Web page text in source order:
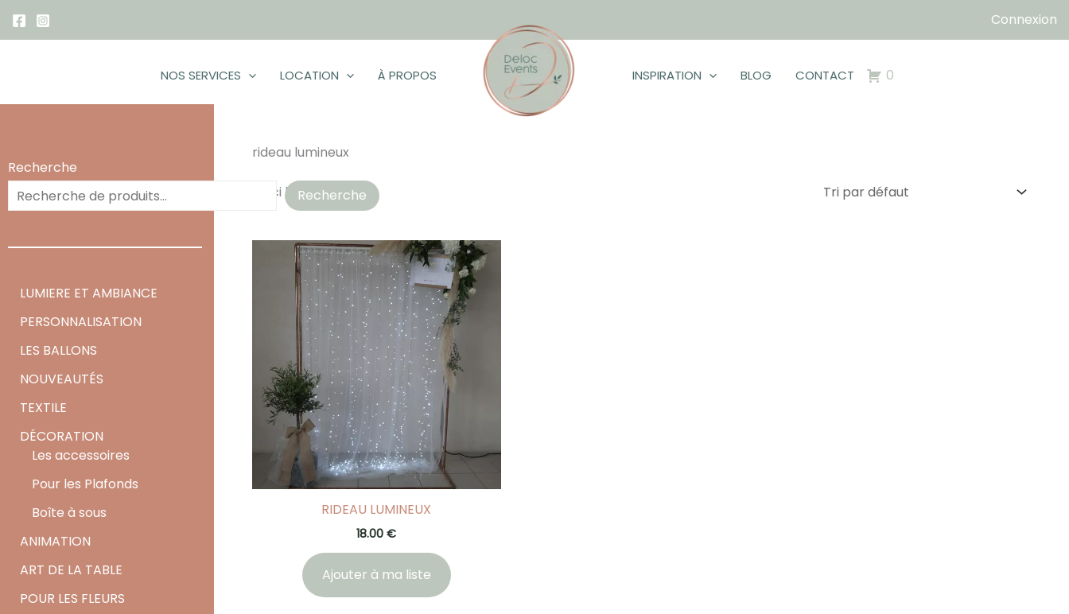
au
Connexion
NOS SERVICES LOCATION À PROPOS INSPIRATION BLOG CONTACT 0
Recherche
Recherche
LUMIERE ET AMBIANCE
PERSONNALISATION
LES BALLONS
NOUVEAUTÉS
TEXTILE
DÉCORATION
Les accessoires
Pour les Plafonds
Boîte à sous
ANIMATION
ART DE LA TABLE
POUR LES FLEURS
rideau lumineux
Voici le seul résultat
RIDEAU LUMINEUX
18.00€
Ajouter à ma liste